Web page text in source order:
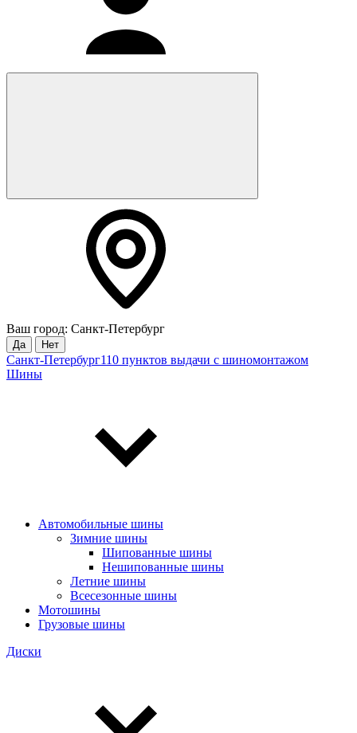
Ваш город: Санкт-Петербург
Да Нет
Санкт-Петербург110 пунктов выдачи с шиномонтажом
Шины
Автомобильные шины
Зимние шины
Шипованные шины
Нешипованные шины
Летние шины
Всесезонные шины
Мотошины
Грузовые шины
Диски